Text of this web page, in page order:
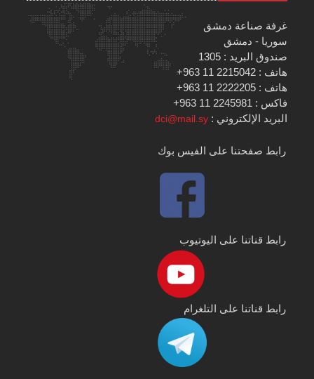
غرفة صناعة دمشق
سوريا - دمشق
صندوق البريد : 1305
هاتف : 2215042 11 963+
هاتف : 2222205 11 963+
فاكس : 2245981 11 963+
البريد الإلكتروني :dci@mail.sy
رابط صفحتنا على الفيس بوك
رابط قناتنا على اليوتيوب
رابط قناتنا على التلغرام